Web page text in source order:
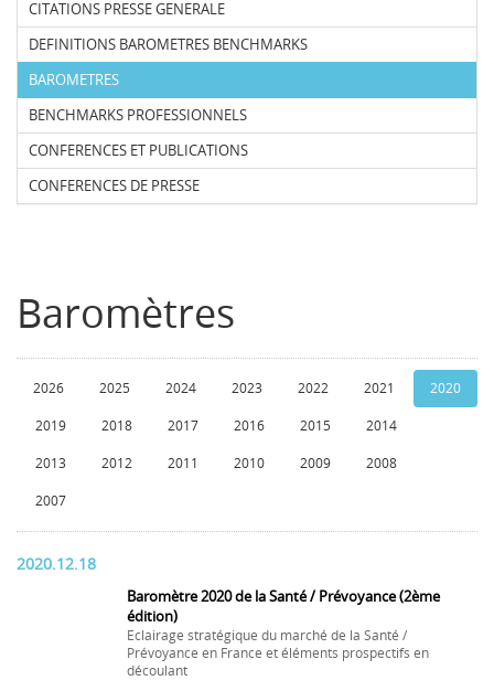
CITATIONS PRESSE GENERALE
DEFINITIONS BAROMETRES BENCHMARKS
BAROMETRES
BENCHMARKS PROFESSIONNELS
CONFERENCES ET PUBLICATIONS
CONFERENCES DE PRESSE
Baromètres
2026 2025 2024 2023 2022 2021 2020
2019 2018 2017 2016 2015 2014
2013 2012 2011 2010 2009 2008
2007
2020.12.18
Baromètre 2020 de la Santé / Prévoyance (2ème
édition)
Eclairage stratégique du marché de la Santé /
Prévoyance en France et éléments prospectifs en
découlant